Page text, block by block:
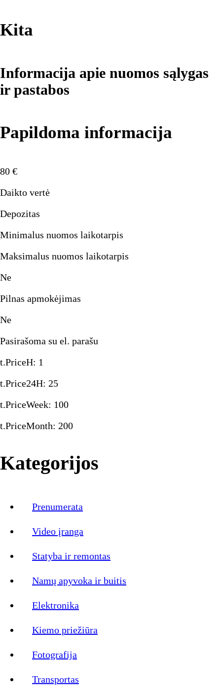
Kita
Informacija apie nuomos sąlygas
ir pastabos
Papildoma informacija
80 €
Daikto vertė
Depozitas
Minimalus nuomos laikotarpis
Maksimalus nuomos laikotarpis
Ne
Pilnas apmokėjimas
Ne
Pasirašoma su el. parašu
t.PriceH: 1
t.Price24H: 25
t.PriceWeek: 100
t.PriceMonth: 200
Kategorijos
Prenumerata
Video įranga
Statyba ir remontas
Namų apyvoka ir buitis
Elektronika
Kiemo priežiūra
Fotografija
Transportas